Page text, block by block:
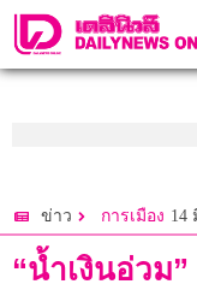
ข่าว การเมือง 14
“น้ำเงินอ่วม